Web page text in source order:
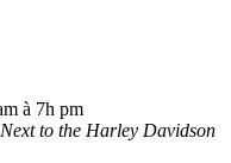
à 7h pm
to the Harley Davidson